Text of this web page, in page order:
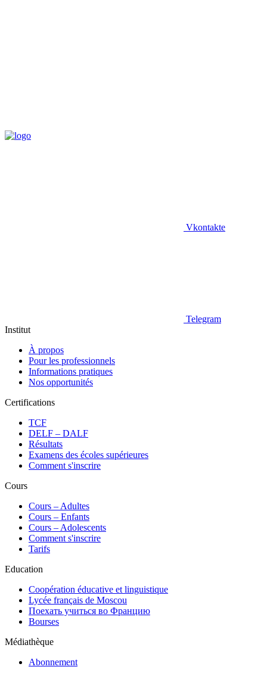
Vkontakte
Telegram
Institut
À propos
Pour les professionnels
Informations pratiques
Nos opportunités
Certifications
TCF
DELF – DALF
Résultats
Examens des écoles supérieures
Comment s'inscrire
Cours
Сours – Adultes
Cours – Enfants
Cours – Adolescents
Comment s'inscrire
Tarifs
Education
Coopération éducative et linguistique
Lycée français de Moscou
Поехать учиться во Францию
Bourses
Médiathèque
Abonnement